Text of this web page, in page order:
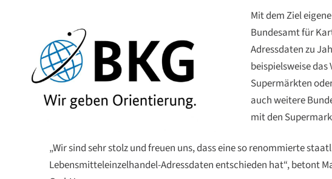
Mit dem Ziel
Bundesamt für
Adressdaten zu
beispielsweise
Supermärkten
auch weitere
mit den
„Wir sind sehr stolz und freuen uns, dass eine so renommierte
Lebensmitteleinzelhandel-Adressdaten entschieden hat“, betont